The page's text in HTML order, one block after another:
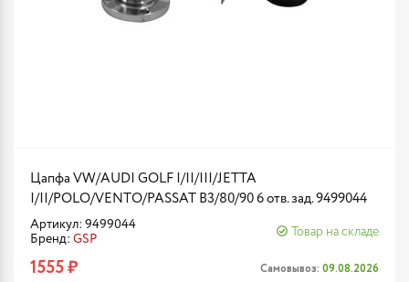
Цапфа VW/AUDI GOLF I/II/III/JETTA
I/II/POLO/VENTO/PASSAT B3/80/90 6 отв. зад. 9499044
Артикул: 9499044
Бренд: GSP
Товар на складе
1555 ₽ Самовывоз: 09.08.2026